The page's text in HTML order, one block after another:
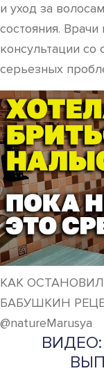
и уход за
состояния.
консультации со
серьезных
КАК
БАБУШКИН
@natureMarusya